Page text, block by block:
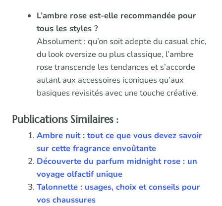
L’ambre rose est-elle recommandée pour
tous les styles ?
Absolument : qu’on soit adepte du casual chic,
du look oversize ou plus classique, l’ambre
rose transcende les tendances et s’accorde
autant aux accessoires iconiques qu’aux
basiques revisités avec une touche créative.
Publications Similaires :
Ambre nuit : tout ce que vous devez savoir
sur cette fragrance envoûtante
Découverte du parfum midnight rose : un
voyage olfactif unique
Talonnette : usages, choix et conseils pour
vos chaussures